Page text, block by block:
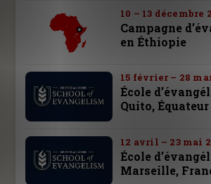
10 – 13 décembre
Campagne
en Éthiopie
15 février – 28
École
Quito, Équateur
12 avril – 23 mai
École
Marseille,